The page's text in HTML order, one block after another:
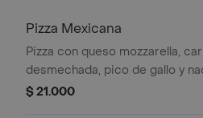
Pizza Mexicana
Pizza con queso mozzarella,
desmechada, pico de gallo y
tamaño a elegir.
$ 21.000